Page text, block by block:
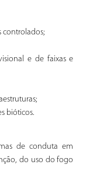
controlados;
e de faixas e
bióticos.
de conduta em
do uso do fogo